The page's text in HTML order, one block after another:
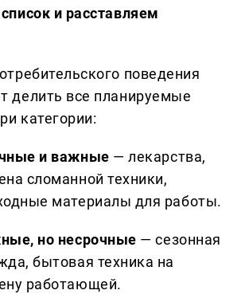
и расставляем
поведения
делить все планируемые
категории:
и важные — лекарства,
сломанной техники,
материалы для работы.
но несрочные — сезонная
бытовая техника на
работающей.